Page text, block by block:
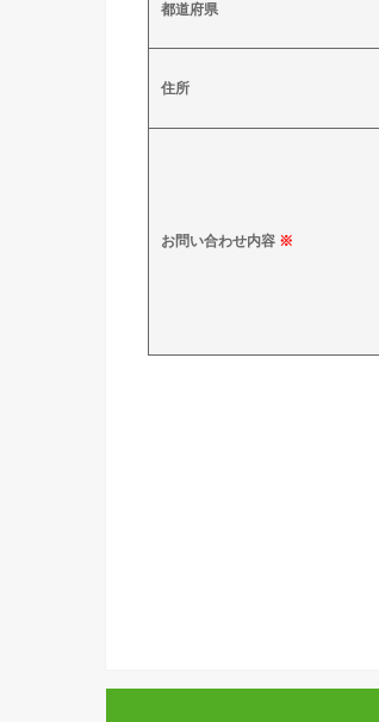
都道府県
住所
お問い合わせ内容 ※